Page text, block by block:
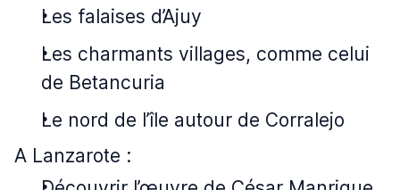
Les falaises d’Ajuy
Les charmants villages, comme celui
de Betancuria
Le nord de l’île autour de Corralejo
A Lanzarote :